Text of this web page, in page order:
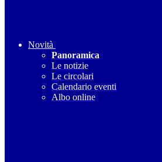
Novità
Panoramica
Le notizie
Le circolari
Calendario eventi
Albo online